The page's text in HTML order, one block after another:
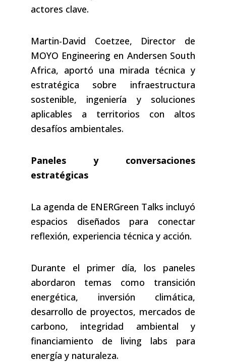
actores clave.
Martin-David Coetzee, Director de
MOYO Engineering en Andersen South
Africa, aportó una mirada técnica y
estratégica sobre infraestructura
sostenible, ingeniería y soluciones
aplicables a territorios con altos
desafíos ambientales.
Paneles y conversaciones
estratégicas
La agenda de ENERGreen Talks incluyó
espacios diseñados para conectar
reflexión, experiencia técnica y acción.
Durante el primer día, los paneles
abordaron temas como transición
energética, inversión climática,
desarrollo de proyectos, mercados de
carbono, integridad ambiental y
financiamiento de living labs para
energía y naturaleza.